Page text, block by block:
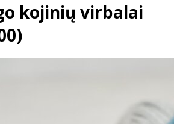
kojinių virbalai